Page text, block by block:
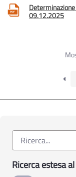
09.12.2025
domande di
Ricerca estesa